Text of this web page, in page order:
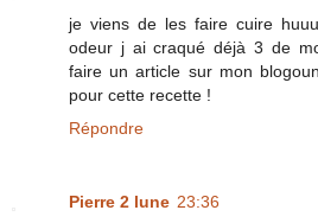
je viens de les faire cuire
odeur j ai craqué déjà 3 de
faire un article sur mon
pour cette recette !
Répondre
Pierre 2 lune 23:36